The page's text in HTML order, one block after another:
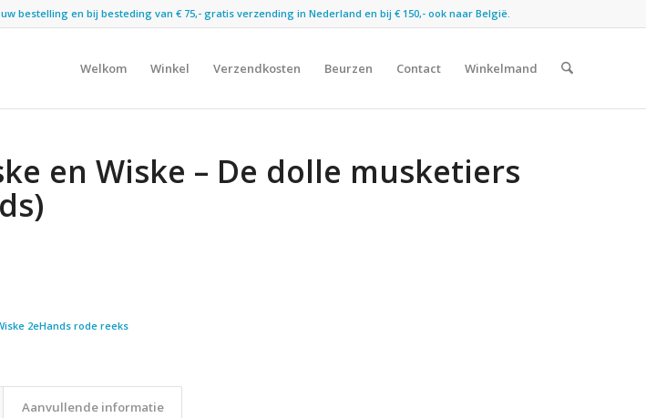
en bij besteding van € 75,- gratis verzending in Nederland en bij € 150,- ook naar België.
Welkom Winkel Verzendkosten Beurzen Contact Winkelmand
en Wiske – De dolle musketiers
2eHands rode reeks
Aanvullende informatie